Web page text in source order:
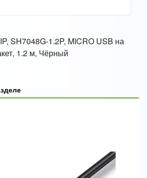
SH7048G-1.2P, MICRO USB на
1.2 м, Чёрный